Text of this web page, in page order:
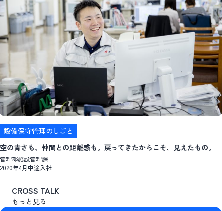
設備保守管理のしごと
空の青さも、仲間との距離感も。戻ってきたからこそ、見えたもの。
管理部施設管理課
2020年4月中途入社
CROSS TALK
もっと見る